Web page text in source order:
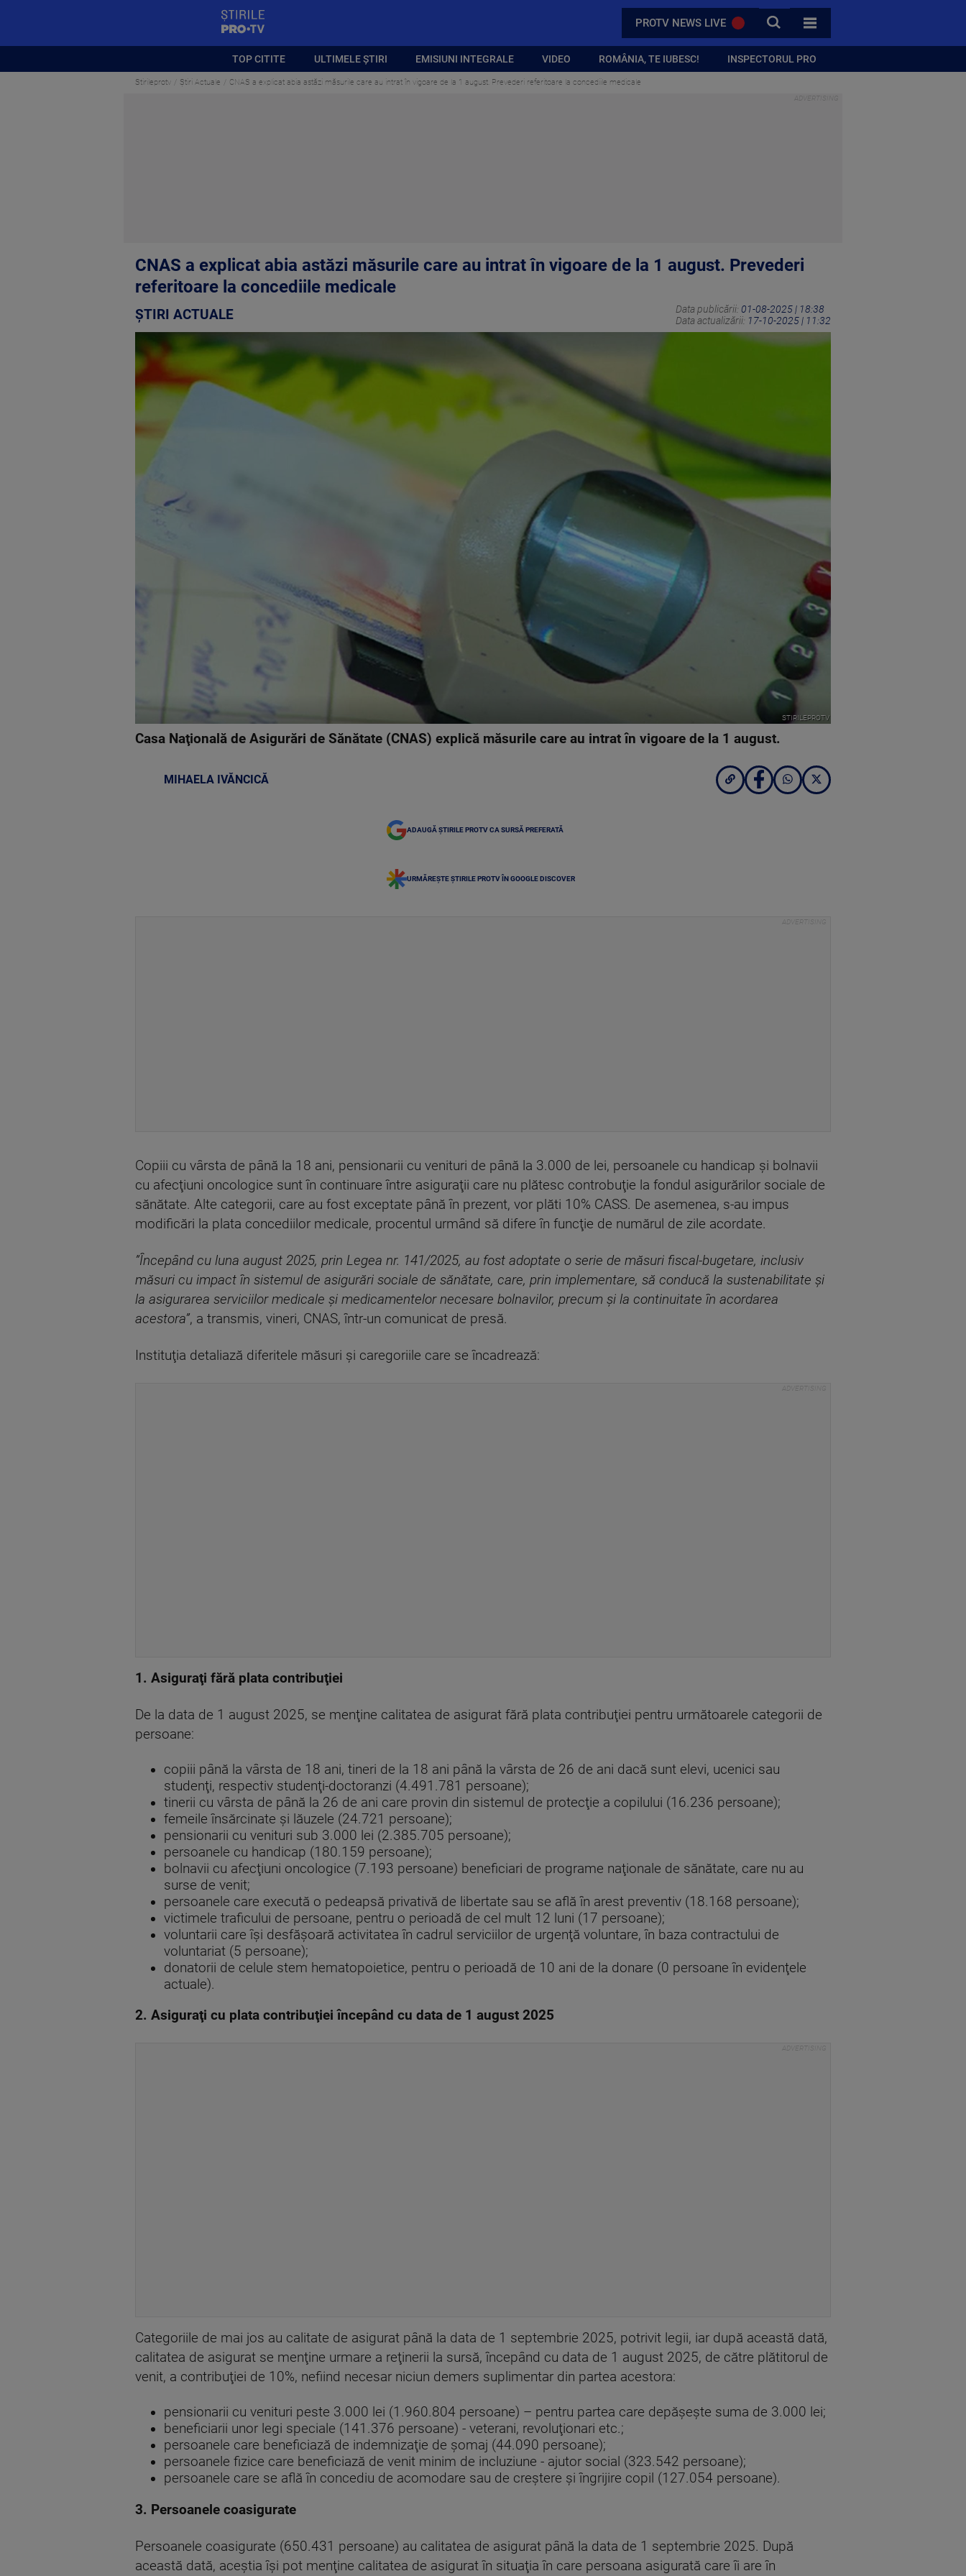
PROTV NEWS LIVE CAUTA
TOATE CATEGORIILE
TOP CITITE ULTIMELE ȘTIRI EMISIUNI INTEGRALE VIDEO ROMÂNIA, TE IUBESC! INSPECTORUL PRO
Stirileprotv Știri Actuale CNAS a explicat abia astăzi măsurile care au intrat în vigoare de la 1 august. Prevederi referitoare la concediile medicale
CNAS a explicat abia astăzi măsurile care au intrat în vigoare de la 1 august. Prevederi
referitoare la concediile medicale
ȘTIRI ACTUALE Data publicării: 01-08-2025 | 18:38
Data actualizării: 17-10-2025 | 11:32
STIRILEPROTV
Casa Naţională de Asigurări de Sănătate (CNAS) explică măsurile care au intrat în vigoare de la 1 august.
MIHAELA IVĂNCICĂ
ADAUGĂ ȘTIRILE PROTV CA SURSĂ PREFERATĂ
URMĂREȘTE ȘTIRILE PROTV ÎN GOOGLE DISCOVER
Copiii cu vârsta de până la 18 ani, pensionarii cu venituri de până la 3.000 de lei, persoanele cu handicap şi bolnavii
cu afecţiuni oncologice sunt în continuare între asiguraţii care nu plătesc controbuţie la fondul asigurărilor sociale de
sănătate. Alte categorii, care au fost exceptate până în prezent, vor plăti 10% CASS. De asemenea, s-au impus
modificări la plata concediilor medicale, procentul urmând să difere în funcţie de numărul de zile acordate.
”Începând cu luna august 2025, prin Legea nr. 141/2025, au fost adoptate o serie de măsuri fiscal-bugetare, inclusiv
măsuri cu impact în sistemul de asigurări sociale de sănătate, care, prin implementare, să conducă la sustenabilitate şi
la asigurarea serviciilor medicale şi medicamentelor necesare bolnavilor, precum şi la continuitate în acordarea
acestora”, a transmis, vineri, CNAS, într-un comunicat de presă.
Instituţia detaliază diferitele măsuri şi caregoriile care se încadrează:
1. Asiguraţi fără plata contribuţiei
De la data de 1 august 2025, se menţine calitatea de asigurat fără plata contribuţiei pentru următoarele categorii de
persoane:
copiii până la vârsta de 18 ani, tineri de la 18 ani până la vârsta de 26 de ani dacă sunt elevi, ucenici sau
studenţi, respectiv studenţi-doctoranzi (4.491.781 persoane);
tinerii cu vârsta de până la 26 de ani care provin din sistemul de protecţie a copilului (16.236 persoane);
femeile însărcinate şi lăuzele (24.721 persoane);
pensionarii cu venituri sub 3.000 lei (2.385.705 persoane);
persoanele cu handicap (180.159 persoane);
bolnavii cu afecţiuni oncologice (7.193 persoane) beneficiari de programe naţionale de sănătate, care nu au
surse de venit;
persoanele care execută o pedeapsă privativă de libertate sau se află în arest preventiv (18.168 persoane);
victimele traficului de persoane, pentru o perioadă de cel mult 12 luni (17 persoane);
voluntarii care îşi desfăşoară activitatea în cadrul serviciilor de urgenţă voluntare, în baza contractului de
voluntariat (5 persoane);
donatorii de celule stem hematopoietice, pentru o perioadă de 10 ani de la donare (0 persoane în evidenţele
actuale).
2. Asiguraţi cu plata contribuţiei începând cu data de 1 august 2025
Categoriile de mai jos au calitate de asigurat până la data de 1 septembrie 2025, potrivit legii, iar după această dată,
calitatea de asigurat se menţine urmare a reţinerii la sursă, începând cu data de 1 august 2025, de către plătitorul de
venit, a contribuţiei de 10%, nefiind necesar niciun demers suplimentar din partea acestora:
pensionarii cu venituri peste 3.000 lei (1.960.804 persoane) – pentru partea care depăşeşte suma de 3.000 lei;
beneficiarii unor legi speciale (141.376 persoane) - veterani, revoluţionari etc.;
persoanele care beneficiază de indemnizaţie de şomaj (44.090 persoane);
persoanele fizice care beneficiază de venit minim de incluziune - ajutor social (323.542 persoane);
persoanele care se află în concediu de acomodare sau de creştere şi îngrijire copil (127.054 persoane).
3. Persoanele coasigurate
Persoanele coasigurate (650.431 persoane) au calitatea de asigurat până la data de 1 septembrie 2025. După
această dată, aceştia îşi pot menţine calitatea de asigurat în situaţia în care persoana asigurată care îi are în